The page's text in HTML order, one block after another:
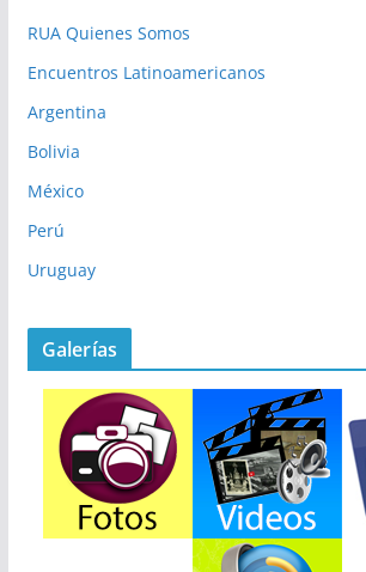
RUA Quienes Somos
Encuentros Latinoamericanos
Argentina
Bolivia
México
Perú
Uruguay
Galerías